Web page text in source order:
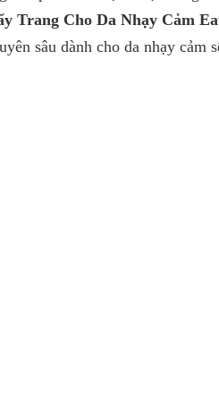
Nếu phạm vi ban đầu là phát triển
với phương pháp điều trị các
dị ứng, eczéma – bệnh chàm…) của
tay trẻ nhỏ. - Không đặt ở những nơi
vào, hay những nơi có nhiệt độ quá
tích: 400ml Thương hiệu: La
dụng có thể khác nhau tuỳ cơ địa
Trang Cho Da Nhạy Cảm
sâu dành cho da nhạy cảm